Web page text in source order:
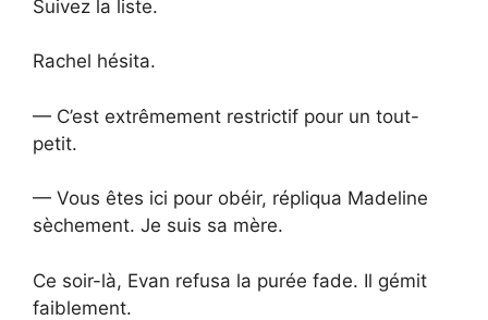
Suivez la liste.
Rachel hésita.
— C’est extrêmement restrictif pour un tout-
petit.
— Vous êtes ici pour obéir, répliqua Madeline
sèchement. Je suis sa mère.
Ce soir-là, Evan refusa la purée fade. Il gémit
faiblement.